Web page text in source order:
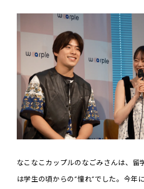
なこなこカップルのなごみさんは、留
は学生の頃からの”憧れ”でした。今年